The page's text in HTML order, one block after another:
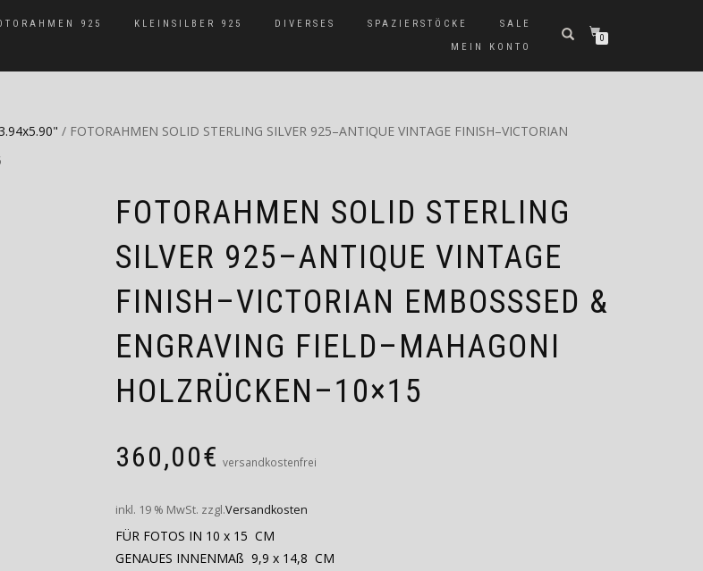
925 KLEINSILBER 925 DIVERSES SPAZIERSTÖCKE
SALE
MEIN KONTO
0
3.94x5.90" / FOTORAHMEN SOLID STERLING SILVER 925–ANTIQUE VINTAGE FINISH–VICTORIAN
FOTORAHMEN SOLID STERLING
SILVER 925–ANTIQUE VINTAGE
FINISH–VICTORIAN EMBOSSSED &
ENGRAVING FIELD–MAHAGONI
HOLZRÜCKEN–10×15
360,00€ versandkostenfrei
inkl. 19 % MwSt. zzgl.Versandkosten
FÜR FOTOS IN 10 x 15 CM
GENAUES INNENMAß 9,9 x 14,8 CM